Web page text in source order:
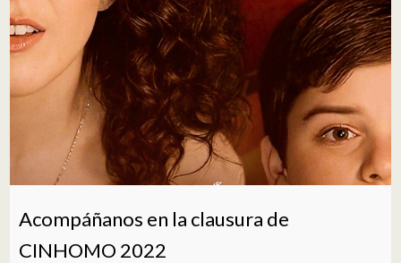
Acompáñanos en la clausura de
CINHOMO 2022